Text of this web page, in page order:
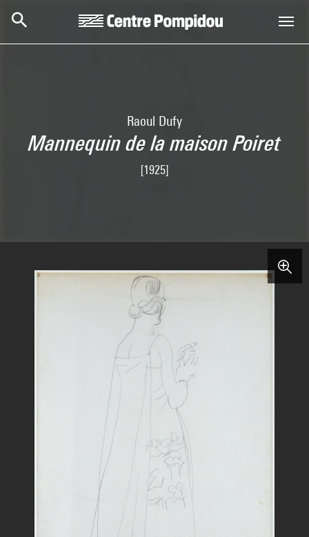
Raoul Dufy
Mannequin de la maison Poiret
[1925]